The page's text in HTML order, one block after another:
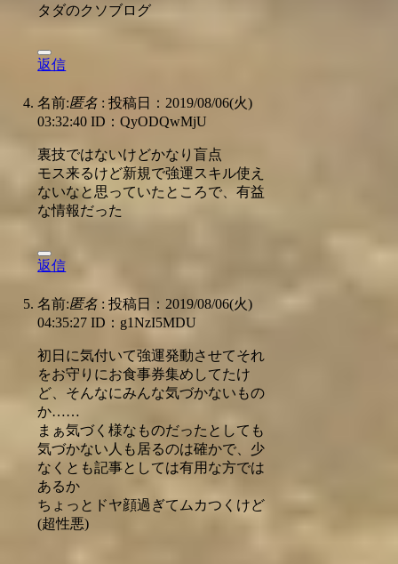
タダのクソブログ
返信
名前:匿名 : 投稿日：2019/08/06(火)
03:32:40 ID：QyODQwMjU
裏技ではないけどかなり盲点
モス来るけど新規で強運スキル使え
ないなと思っていたところで、有益
な情報だった
返信
名前:匿名 : 投稿日：2019/08/06(火)
04:35:27 ID：g1NzI5MDU
初日に気付いて強運発動させてそれ
をお守りにお食事券集めしてたけ
ど、そんなにみんな気づかないもの
か……
まぁ気づく様なものだったとしても
気づかない人も居るのは確かで、少
なくとも記事としては有用な方では
あるか
ちょっとドヤ顔過ぎてムカつくけど
(超性悪)